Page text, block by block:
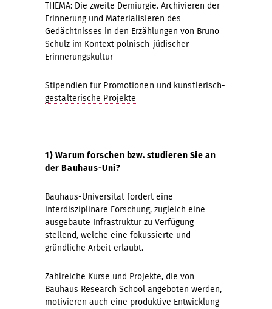
THEMA: Die zweite Demiurgie. Archivieren der
Erinnerung und Materialisieren des
Gedächtnisses in den Erzählungen von Bruno
Schulz im Kontext polnisch-jüdischer
Erinnerungskultur
Stipendien für Promotionen und künstlerisch-
gestalterische Projekte
1) Warum forschen bzw. studieren Sie an
der Bauhaus-Uni?
Bauhaus-Universität fördert eine
interdisziplinäre Forschung, zugleich eine
ausgebaute Infrastruktur zu Verfügung
stellend, welche eine fokussierte und
gründliche Arbeit erlaubt.
Zahlreiche Kurse und Projekte, die von
Bauhaus Research School angeboten werden,
motivieren auch eine produktive Entwicklung